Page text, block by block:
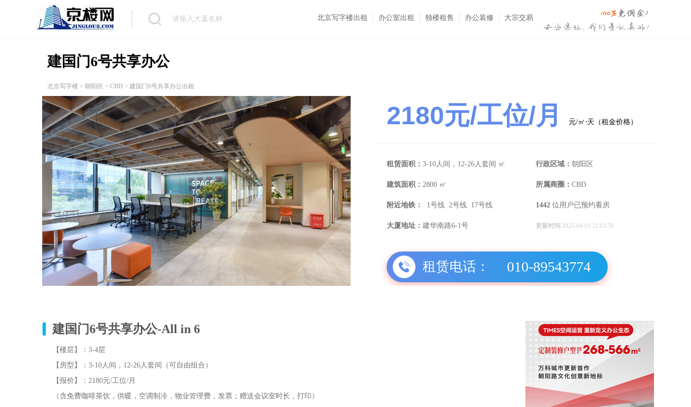
北京写字楼出租 办公室出租 独楼租售 办公装修 大宗交易
建国门6号共享办公
北京写字楼 > 朝阳区 > CBD > 建国门6号共享办公出租
2180元/工位/月 元/㎡⋅天（租金价格）
租赁面积： 3-10人间，12-26人套间 ㎡ 行政区域： 朝阳区
建筑面积： 2800 ㎡ 所属商圈： CBD
附近地铁： 1号线 2号线 17号线 1442 位用户已预约看房
大厦地址： 建华南路6-1号 更新时间 2025-04-01 21:03:50
租赁电话： 010-89543774
建国门6号共享办公-All in 6
【楼层】：3-4层
【房型】：3-10人间，12-26人套间（可自由组合）
【报价】：2180元/工位/月
（含免费咖啡茶饮，供暖，空调制冷，物业管理费，发票；赠送会议室时长，打印）